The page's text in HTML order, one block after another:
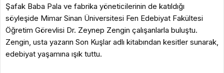
Şafak Baba Pala ve fabrika yöneticilerinin de katıldığı
söyleşide Mimar Sinan Üniversitesi Fen Edebiyat Fakültesi
Öğretim Görevlisi Dr. Zeynep Zengin çalışanlarla buluştu.
Zengin, usta yazarın Son Kuşlar adlı kitabından kesitler sunarak,
edebiyat yaşamına ışık tuttu.